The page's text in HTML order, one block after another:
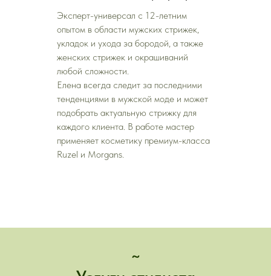
Эксперт-универсал с 12-летним
опытом в области мужских стрижек,
укладок и ухода за бородой, а также
женских стрижек и окрашиваний
любой сложности.
Елена всегда следит за последними
тенденциями в мужской моде и может
подобрать актуальную стрижку для
каждого клиента. В работе мастер
применяет косметику премиум-класса
Ruzel и Morgans.
~